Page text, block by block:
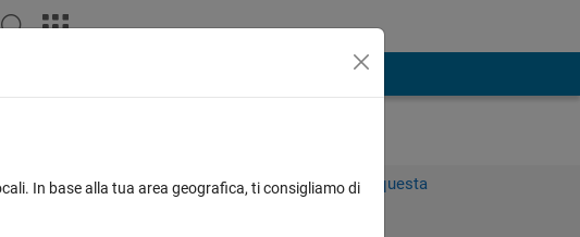
Accedi per rispondere a questa
In base alla tua area geografica, ti consigliamo di